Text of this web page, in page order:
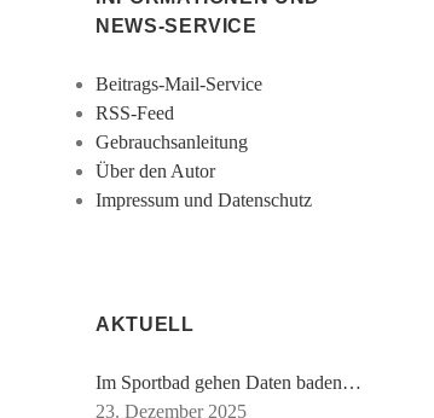
NEWS-SERVICE
Beitrags-Mail-Service
RSS-Feed
Gebrauchsanleitung
Über den Autor
Impressum und Datenschutz
AKTUELL
Im Sportbad gehen Daten baden…
23. Dezember 2025